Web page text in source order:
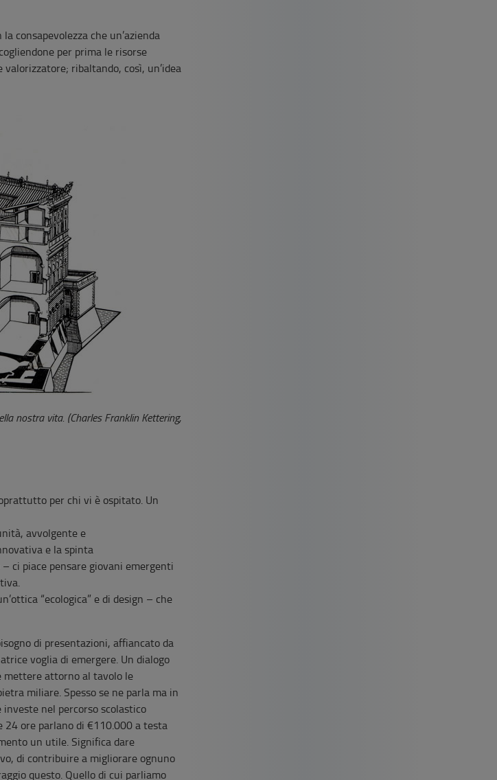
consapevolezza che un’azienda
per prima le risorse
ribaltando, così, un’idea
nostra vita. (Charles Franklin Kettering,
per chi vi è ospitato. Un
avvolgente e
e la spinta
ci piace pensare giovani emergenti
“ecologica” e di design – che
di presentazioni, affiancato da
voglia di emergere. Un dialogo
mettere attorno al tavolo le
miliare. Spesso se ne parla ma in
nel percorso scolastico
24 ore parlano di €110.000 a testa
un utile. Significa dare
di contribuire a migliorare ognuno
questo. Quello di cui parliamo